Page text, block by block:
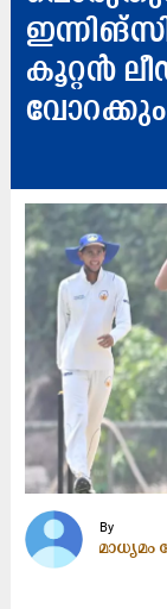
കൂറ്റൻ
വോറക്കും
By